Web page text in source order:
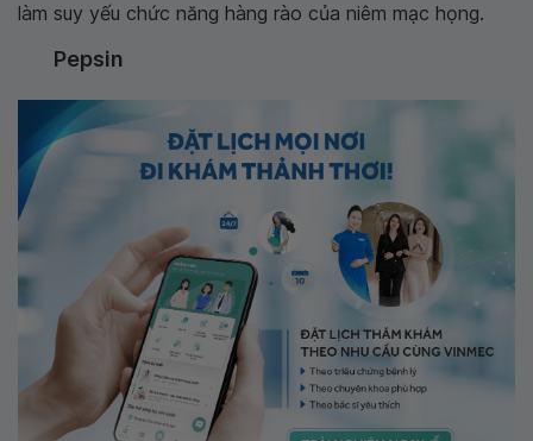
làm suy yếu chức năng hàng rào của niêm mạc họng.
Pepsin